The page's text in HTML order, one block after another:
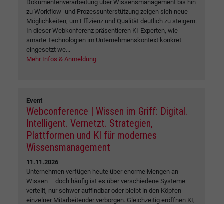
Dokumentenverarbeitung über Wissensmanagement bis hin
zu Workflow- und Prozessunterstützung zeigen sich neue
Möglichkeiten, um Effizienz und Qualität deutlich zu steigern.
In dieser Webkonferenz präsentieren KI-Experten, wie
smarte Technologien im Unternehmenskontext konkret
eingesetzt we...
Mehr Infos & Anmeldung
Event
Webconference | Wissen im Griff: Digital.
Intelligent. Vernetzt. Strategien,
Plattformen und KI für modernes
Wissensmanagement
11.11.2026
Unternehmen verfügen heute über enorme Mengen an
Wissen – doch häufig ist es über verschiedene Systeme
verteilt, nur schwer auffindbar oder bleibt in den Köpfen
einzelner Mitarbeitender verborgen. Gleichzeitig eröffnen KI,